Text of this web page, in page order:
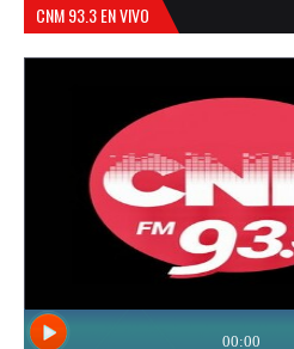
CNM 93.3 EN VIVO